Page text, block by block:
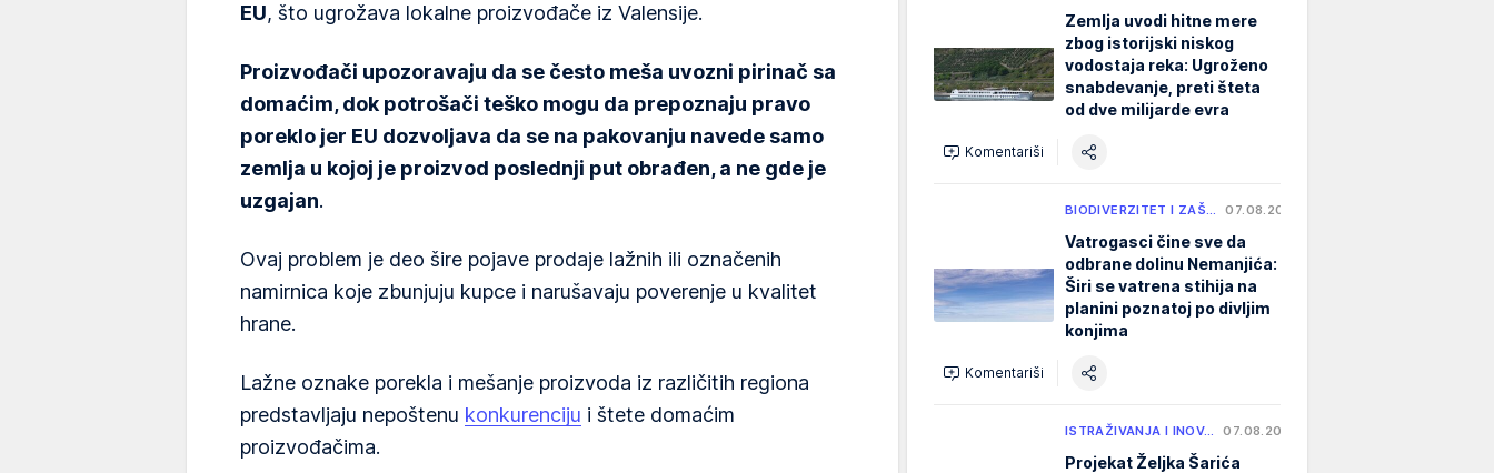
EU, što ugrožava lokalne proizvođače iz Valensije.
Proizvođači upozoravaju da se često meša uvozni pirinač sa
domaćim, dok potrošači teško mogu da prepoznaju pravo
poreklo jer EU dozvoljava da se na pakovanju navede samo
zemlja u kojoj je proizvod poslednji put obrađen, a ne gde je
uzgajan.
Ovaj problem je deo šire pojave prodaje lažnih ili označenih
namirnica koje zbunjuju kupce i narušavaju poverenje u kvalitet
hrane.
Lažne oznake porekla i mešanje proizvoda iz različitih regiona
predstavljaju nepoštenu konkurenciju i štete domaćim
proizvođačima.
Zemlja uvodi hitne mere
zbog istorijski niskog
vodostaja reka: Ugroženo
snabdevanje, preti šteta
od dve milijarde evra
Komentariši
BIODIVERZITET I ZAŠ… 07.08.2026.
Vatrogasci čine sve da
odbrane dolinu Nemanjića:
Širi se vatrena stihija na
planini poznatoj po divljim
konjima
Komentariši
ISTRAŽIVANJA I INOV… 07.08.2026.
Projekat Željka Šarića